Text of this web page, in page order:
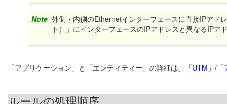
Note 外側・内側のEthernetインターフェースに直接IPアド
ト）」にインターフェースのIPアドレスと異なるIP
「アプリケーション」と「エンティティー」の詳細は、 「UTM」/
ルールの処理順序